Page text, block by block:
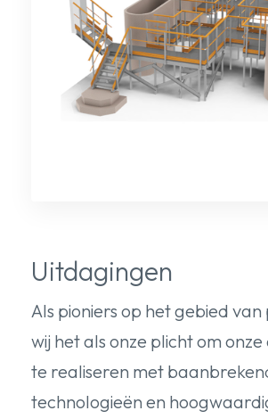
Uitdagingen
Als pioniers op het gebied van
wij het als onze plicht om
te realiseren met
technologieën en